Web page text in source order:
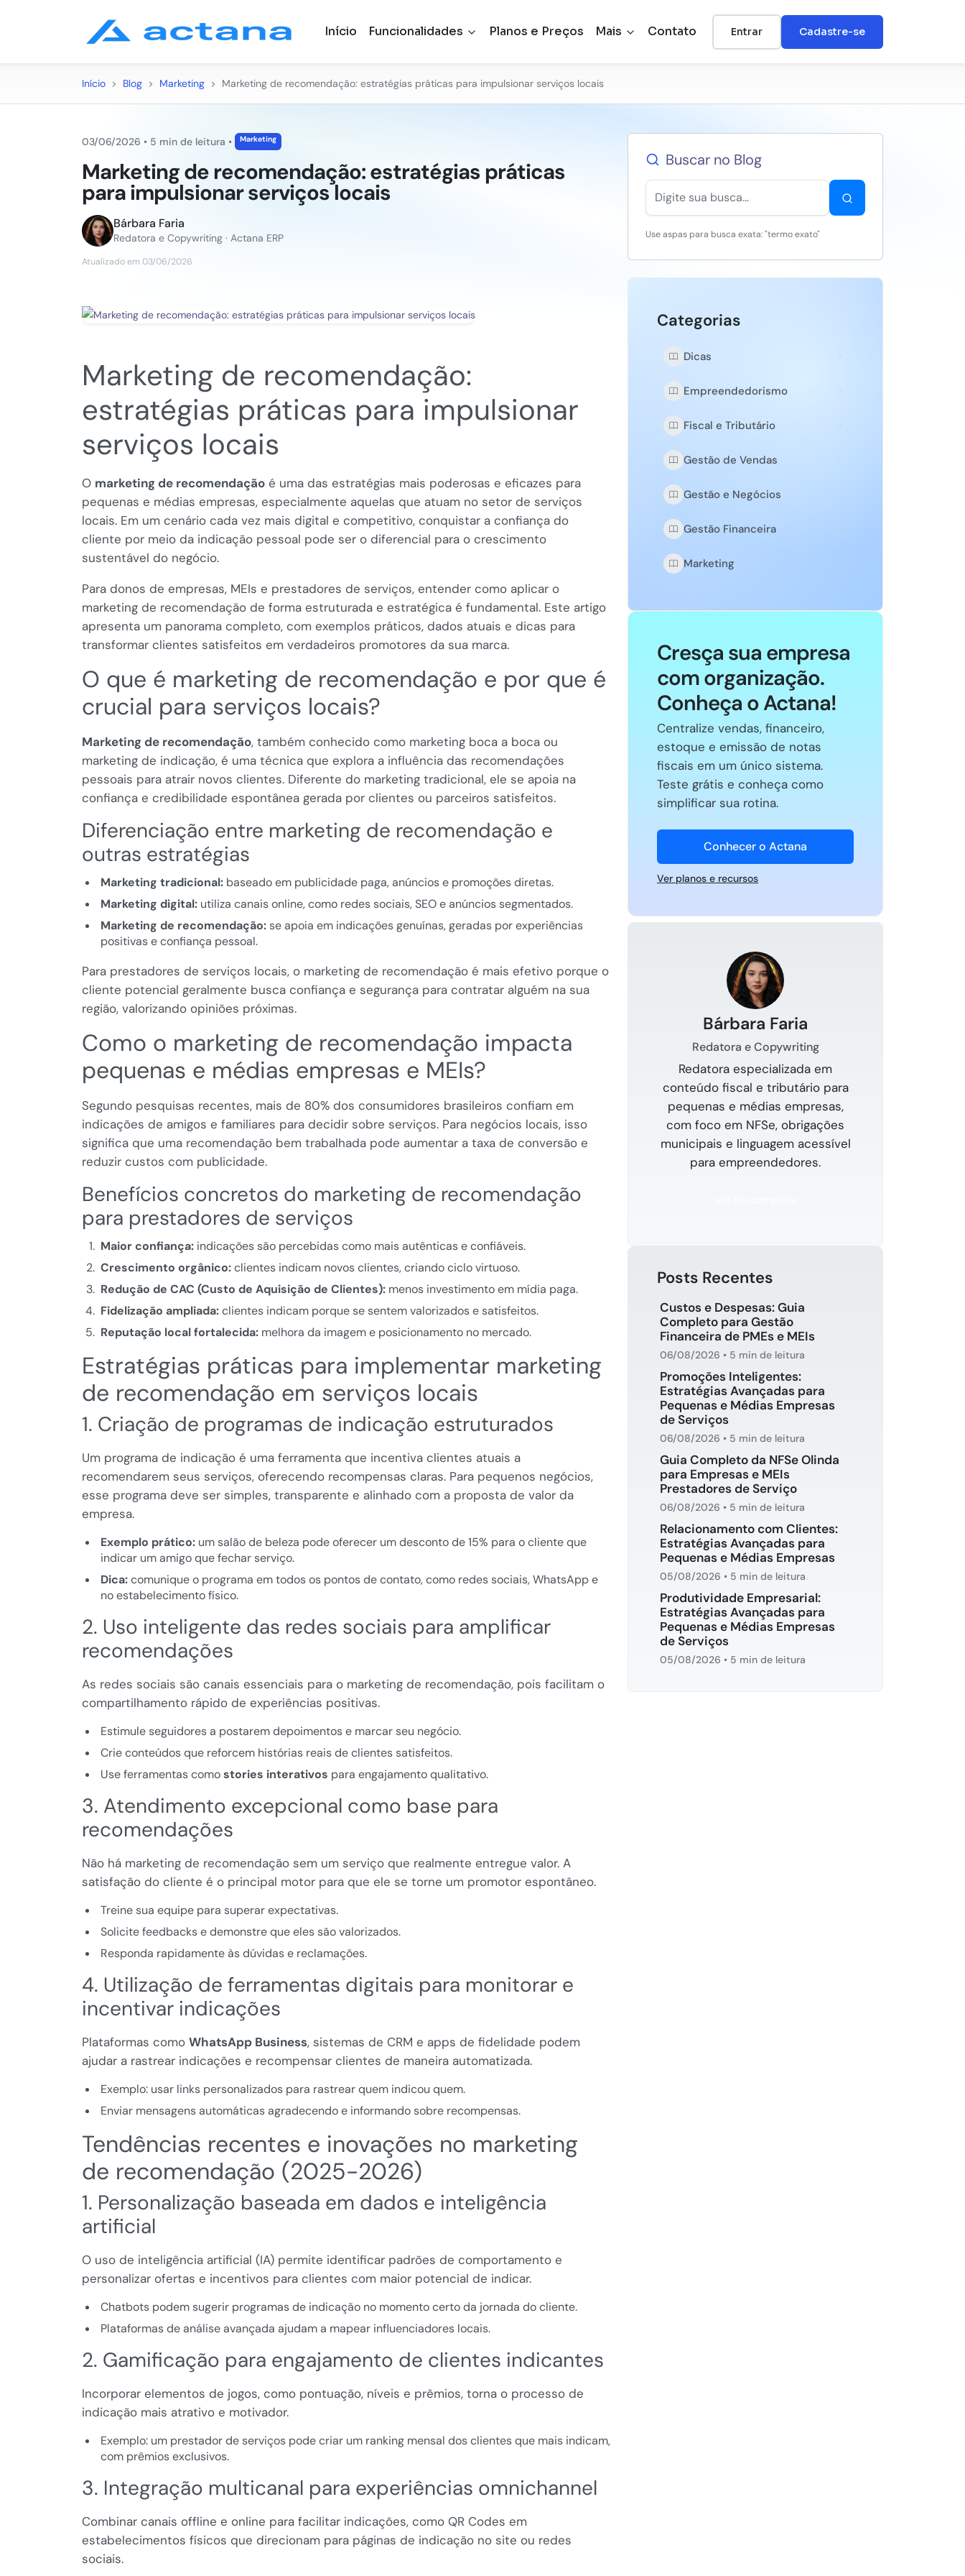
Início Funcionalidades Planos e Preços Mais Contato Entrar Cadastre-se
Início > Blog > Marketing > Marketing de recomendação: estratégias práticas para impulsionar serviços locais
03/06/2026 • 5 min de leitura • Marketing
Marketing de recomendação: estratégias práticas
para impulsionar serviços locais
Bárbara Faria
Redatora e Copywriting · Actana ERP
Atualizado em 03/06/2026
Marketing de recomendação:
estratégias práticas para impulsionar
serviços locais
O marketing de recomendação é uma das estratégias mais poderosas e eficazes para
pequenas e médias empresas, especialmente aquelas que atuam no setor de serviços
locais. Em um cenário cada vez mais digital e competitivo, conquistar a confiança do
cliente por meio da indicação pessoal pode ser o diferencial para o crescimento
sustentável do negócio.
Para donos de empresas, MEIs e prestadores de serviços, entender como aplicar o
marketing de recomendação de forma estruturada e estratégica é fundamental. Este artigo
apresenta um panorama completo, com exemplos práticos, dados atuais e dicas para
transformar clientes satisfeitos em verdadeiros promotores da sua marca.
O que é marketing de recomendação e por que é
crucial para serviços locais?
Marketing de recomendação, também conhecido como marketing boca a boca ou
marketing de indicação, é uma técnica que explora a influência das recomendações
pessoais para atrair novos clientes. Diferente do marketing tradicional, ele se apoia na
confiança e credibilidade espontânea gerada por clientes ou parceiros satisfeitos.
Diferenciação entre marketing de recomendação e
outras estratégias
Marketing tradicional:baseado em publicidade paga, anúncios e promoções diretas.
Marketing digital:utiliza canais online, como redes sociais, SEO e anúncios segmentados.
Marketing de recomendação:se apoia em indicações genuínas, geradas por experiências
positivas e confiança pessoal.
Para prestadores de serviços locais, o marketing de recomendação é mais efetivo porque o
cliente potencial geralmente busca confiança e segurança para contratar alguém na sua
região, valorizando opiniões próximas.
Como o marketing de recomendação impacta
pequenas e médias empresas e MEIs?
Segundo pesquisas recentes, mais de 80% dos consumidores brasileiros confiam em
indicações de amigos e familiares para decidir sobre serviços. Para negócios locais, isso
significa que uma recomendação bem trabalhada pode aumentar a taxa de conversão e
reduzir custos com publicidade.
Benefícios concretos do marketing de recomendação
para prestadores de serviços
Maior confiança:indicações são percebidas como mais autênticas e confiáveis.
Crescimento orgânico:clientes indicam novos clientes, criando ciclo virtuoso.
Redução de CAC (Custo de Aquisição de Clientes):menos investimento em mídia paga.
Fidelização ampliada:clientes indicam porque se sentem valorizados e satisfeitos.
Reputação local fortalecida:melhora da imagem e posicionamento no mercado.
Estratégias práticas para implementar marketing
de recomendação em serviços locais
1. Criação de programas de indicação estruturados
Um programa de indicação é uma ferramenta que incentiva clientes atuais a
recomendarem seus serviços, oferecendo recompensas claras. Para pequenos negócios,
esse programa deve ser simples, transparente e alinhado com a proposta de valor da
empresa.
Exemplo prático:um salão de beleza pode oferecer um desconto de 15% para o cliente que
indicar um amigo que fechar serviço.
Dica:comunique o programa em todos os pontos de contato, como redes sociais, WhatsApp e
no estabelecimento físico.
2. Uso inteligente das redes sociais para amplificar
recomendações
As redes sociais são canais essenciais para o marketing de recomendação, pois facilitam o
compartilhamento rápido de experiências positivas.
Estimule seguidores a postarem depoimentos e marcar seu negócio.
Crie conteúdos que reforcem histórias reais de clientes satisfeitos.
Use ferramentas comostories interativos para engajamento qualitativo.
3. Atendimento excepcional como base para
recomendações
Não há marketing de recomendação sem um serviço que realmente entregue valor. A
satisfação do cliente é o principal motor para que ele se torne um promotor espontâneo.
Treine sua equipe para superar expectativas.
Solicite feedbacks e demonstre que eles são valorizados.
Responda rapidamente às dúvidas e reclamações.
4. Utilização de ferramentas digitais para monitorar e
incentivar indicações
Plataformas como WhatsApp Business, sistemas de CRM e apps de fidelidade podem
ajudar a rastrear indicações e recompensar clientes de maneira automatizada.
Exemplo: usar links personalizados para rastrear quem indicou quem.
Enviar mensagens automáticas agradecendo e informando sobre recompensas.
Tendências recentes e inovações no marketing
de recomendação (2025-2026)
1. Personalização baseada em dados e inteligência
artificial
O uso de inteligência artificial (IA) permite identificar padrões de comportamento e
personalizar ofertas e incentivos para clientes com maior potencial de indicar.
Chatbots podem sugerir programas de indicação no momento certo da jornada do cliente.
Plataformas de análise avançada ajudam a mapear influenciadores locais.
2. Gamificação para engajamento de clientes indicantes
Incorporar elementos de jogos, como pontuação, níveis e prêmios, torna o processo de
indicação mais atrativo e motivador.
Exemplo: um prestador de serviços pode criar um ranking mensal dos clientes que mais indicam,
com prêmios exclusivos.
3. Integração multicanal para experiências omnichannel
Combinar canais offline e online para facilitar indicações, como QR Codes em
estabelecimentos físicos que direcionam para páginas de indicação no site ou redes
sociais.
Buscar no Blog
Use aspas para busca exata: "termo exato"
Categorias
Dicas
Empreendedorismo
Fiscal e Tributário
Gestão de Vendas
Gestão e Negócios
Gestão Financeira
Marketing
Cresça sua empresa
com organização.
Conheça o Actana!
Centralize vendas, financeiro,
estoque e emissão de notas
fiscais em um único sistema.
Teste grátis e conheça como
simplificar sua rotina.
Conhecer o Actana
Ver planos e recursos
Bárbara Faria
Redatora e Copywriting
Redatora especializada em
conteúdo fiscal e tributário para
pequenas e médias empresas,
com foco em NFSe, obrigações
municipais e linguagem acessível
para empreendedores.
Posts Recentes
Custos e Despesas: Guia
Completo para Gestão
Financeira de PMEs e MEIs
06/08/2026 • 5 min de leitura
Promoções Inteligentes:
Estratégias Avançadas para
Pequenas e Médias Empresas
de Serviços
06/08/2026 • 5 min de leitura
Guia Completo da NFSe Olinda
para Empresas e MEIs
Prestadores de Serviço
06/08/2026 • 5 min de leitura
Relacionamento com Clientes:
Estratégias Avançadas para
Pequenas e Médias Empresas
05/08/2026 • 5 min de leitura
Produtividade Empresarial:
Estratégias Avançadas para
Pequenas e Médias Empresas
de Serviços
05/08/2026 • 5 min de leitura